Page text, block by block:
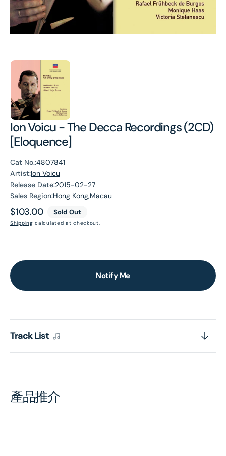
Ion Voicu - The Decca Recordings (2CD)
[Eloquence]
Cat No.:4807841
Artist:Ion Voicu
Release Date:2015-02-27
Sales Region:Hong Kong,Macau
Regular
price
$103.00 Sold Out
Shipping calculated at checkout.
Notify Me
Track List
產品推介